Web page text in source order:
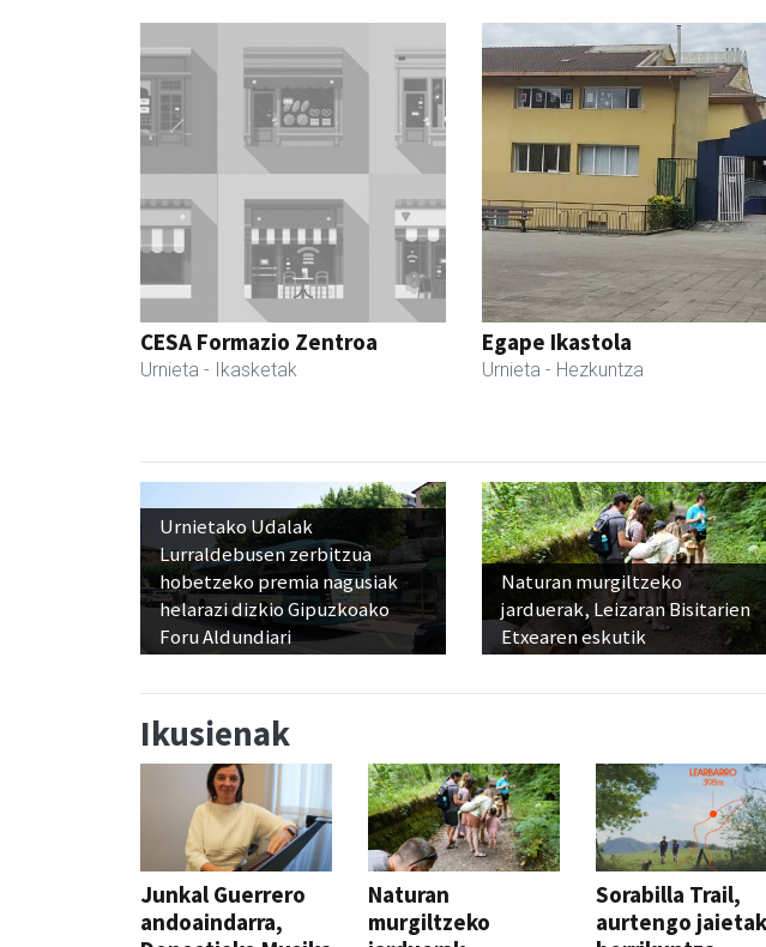
CESA Formazio Zentroa
Urnieta - Ikasketak
Egape Ikastola
Urnieta - Hezkuntza
Urnietako Udalak
Lurraldebusen zerbitzua
hobetzeko premia nagusiak
helarazi dizkio Gipuzkoako
Foru Aldundiari
Naturan murgiltzeko
jarduerak, Leizaran Bisitarien
Etxearen eskutik
Ikusienak
Junkal Guerrero
andoaindarra,
Naturan
murgiltzeko
Sorabilla Trail,
aurtengo